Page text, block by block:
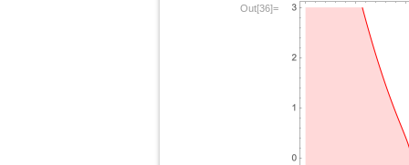
Out[36]=